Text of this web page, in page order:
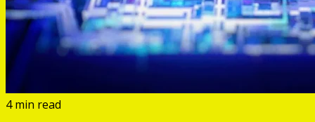
4 min read